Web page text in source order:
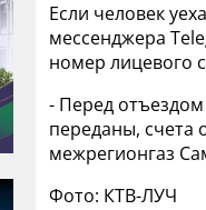
Если человек
мессенджера
номер лицевого
- Перед
переданы, счета
межрегионгаз
Фото: КТВ-ЛУЧ